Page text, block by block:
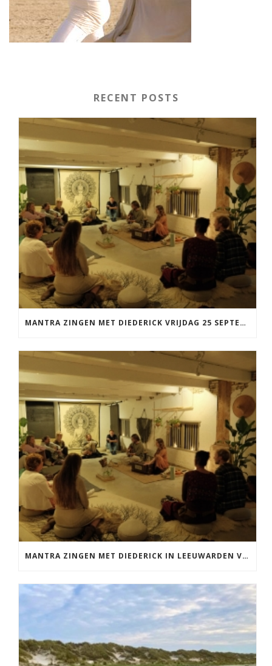
RECENT POSTS
MANTRA ZINGEN MET DIEDERICK VRIJDAG 25 SEPTEMBER EN 20 NOVEMBER
MANTRA ZINGEN MET DIEDERICK IN LEEUWARDEN VRIJDAG 12 JUNI KIRTAN